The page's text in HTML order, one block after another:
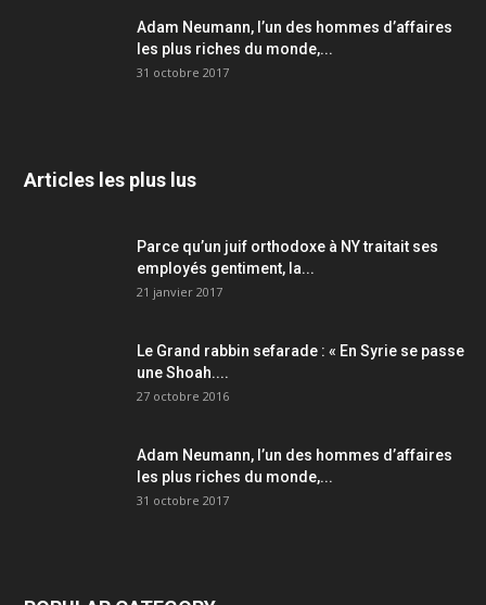
Adam Neumann, l’un des hommes d’affaires
les plus riches du monde,...
31 octobre 2017
Articles les plus lus
Parce qu’un juif orthodoxe à NY traitait ses
employés gentiment, la...
21 janvier 2017
Le Grand rabbin sefarade : « En Syrie se passe
une Shoah....
27 octobre 2016
Adam Neumann, l’un des hommes d’affaires
les plus riches du monde,...
31 octobre 2017